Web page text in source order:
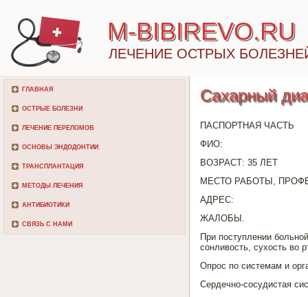
M-BIBIREVO.RU
ЛЕЧЕНИЕ ОСТРЫХ
ГЛАВНАЯ
ОСТРЫЕ БОЛЕЗНИ
ЛЕЧЕНИЕ ПЕРЕЛОМОВ
ОСНОВЫ ЭНДОДОНТИИ
ТРАНСПЛАНТАЦИЯ
МЕТОДЫ ЛЕЧЕНИЯ
АНТИБИОТИКИ
СВЯЗЬ С НАМИ
Сахарный
ПАСПОРТНАЯ ЧАСТЬ
ФИО:
ВОЗРАСТ: 35 ЛЕТ
МЕСТО РАБОТЫ,
АДРЕС:
ЖАЛОБЫ.
При поступлении
сонливость, сухость во
Опрос по системам и
Сердечно-сосудистая